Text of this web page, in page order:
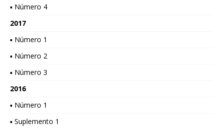
▪ Número 4
2017
▪ Número 1
▪ Número 2
▪ Número 3
2016
▪ Número 1
▪ Suplemento 1